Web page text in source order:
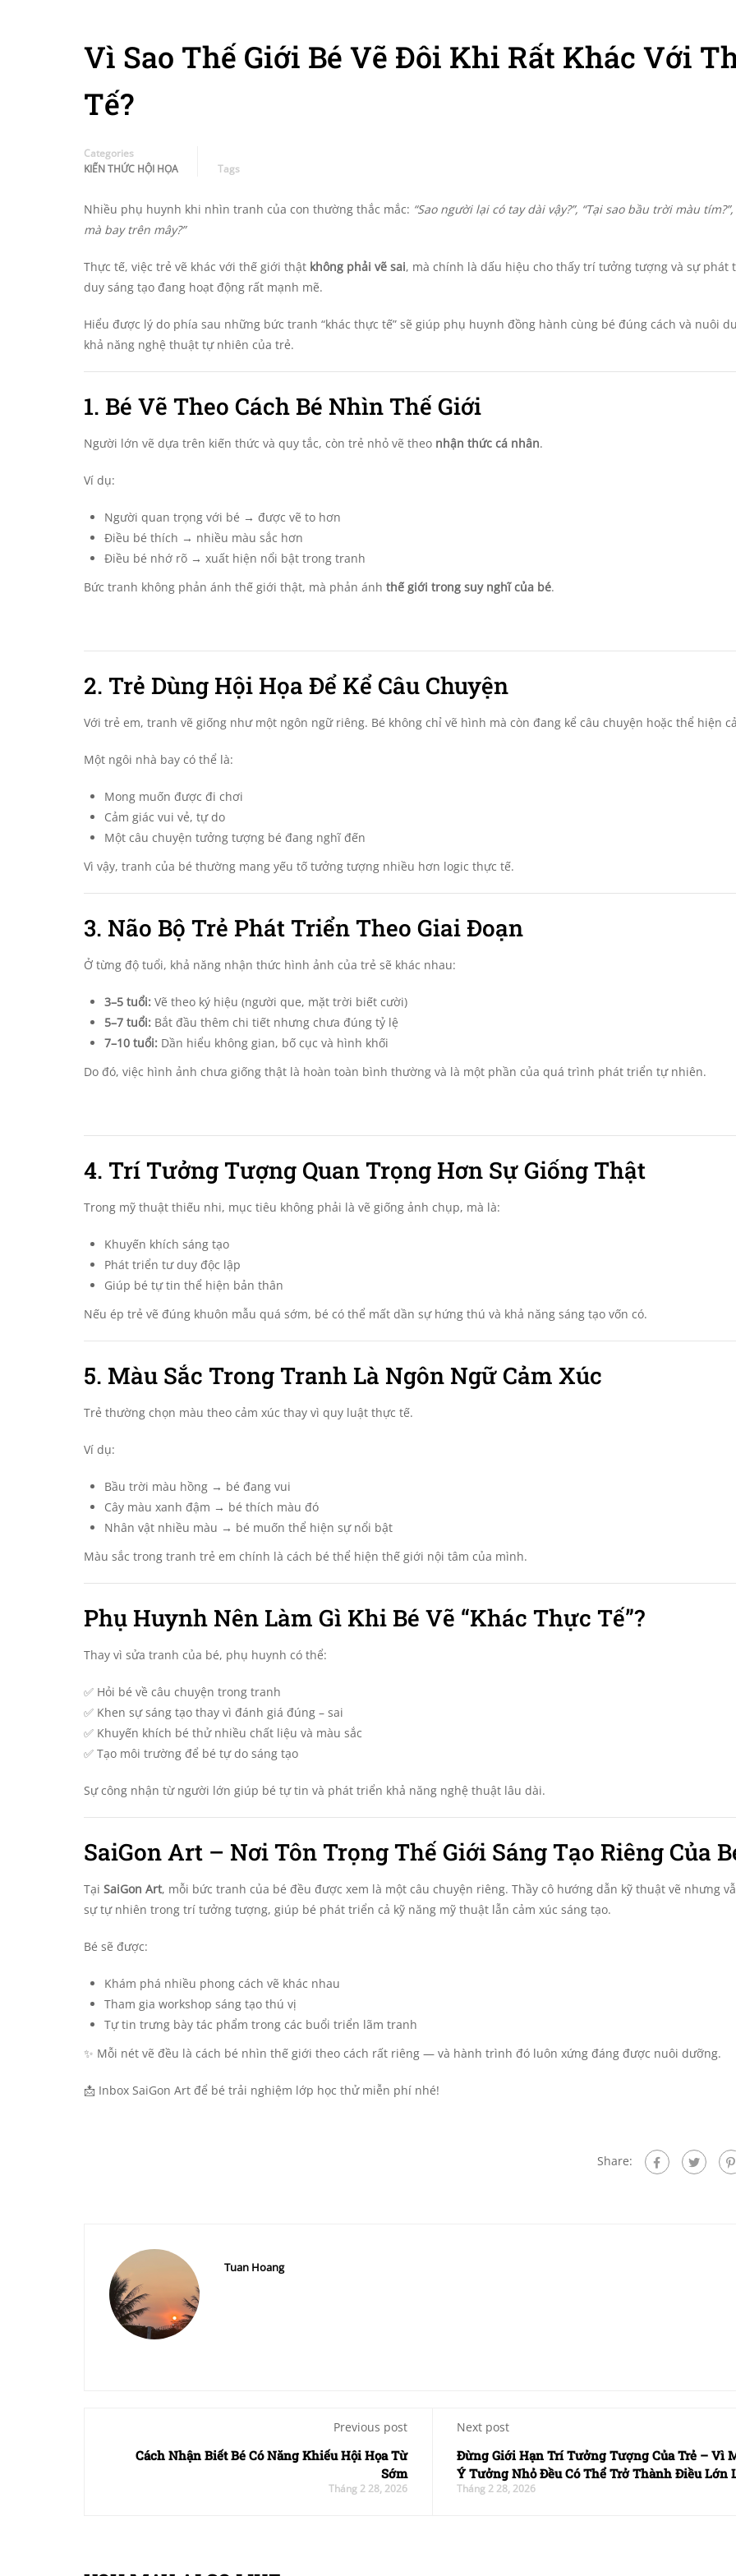
Vì Sao Thế Giới Bé Vẽ Đôi Khi Rất Khác Với
Tế?
Categories
KIẾN THỨC HỘI HỌA
Tags
Nhiều phụ huynh khi nhìn tranh của con thường thắc mắc: “Sao người lại có tay dài vậy?”, “Tại sao bầu trời màu
mà bay trên mây?”
Thực tế, việc trẻ vẽ khác với thế giới thật không phải vẽ sai, mà chính là dấu hiệu cho thấy trí tưởng tượng và sự phát
duy sáng tạo đang hoạt động rất mạnh mẽ.
Hiểu được lý do phía sau những bức tranh “khác thực tế” sẽ giúp phụ huynh đồng hành cùng bé đúng cách và nuôi
khả năng nghệ thuật tự nhiên của trẻ.
1. Bé Vẽ Theo Cách Bé Nhìn Thế Giới
Người lớn vẽ dựa trên kiến thức và quy tắc, còn trẻ nhỏ vẽ theo nhận thức cá nhân.
Ví dụ:
Người quan trọng với bé → được vẽ to hơn
Điều bé thích → nhiều màu sắc hơn
Điều bé nhớ rõ → xuất hiện nổi bật trong tranh
Bức tranh không phản ánh thế giới thật, mà phản ánh thế giới trong suy nghĩ của bé.
2. Trẻ Dùng Hội Họa Để Kể Câu Chuyện
Với trẻ em, tranh vẽ giống như một ngôn ngữ riêng. Bé không chỉ vẽ hình mà còn đang kể câu chuyện hoặc thể hiện
Một ngôi nhà bay có thể là:
Mong muốn được đi chơi
Cảm giác vui vẻ, tự do
Một câu chuyện tưởng tượng bé đang nghĩ đến
Vì vậy, tranh của bé thường mang yếu tố tưởng tượng nhiều hơn logic thực tế.
3. Não Bộ Trẻ Phát Triển Theo Giai Đoạn
Ở từng độ tuổi, khả năng nhận thức hình ảnh của trẻ sẽ khác nhau:
3–5 tuổi: Vẽ theo ký hiệu (người que, mặt trời biết cười)
5–7 tuổi: Bắt đầu thêm chi tiết nhưng chưa đúng tỷ lệ
7–10 tuổi: Dần hiểu không gian, bố cục và hình khối
Do đó, việc hình ảnh chưa giống thật là hoàn toàn bình thường và là một phần của quá trình phát triển tự nhiên.
4. Trí Tưởng Tượng Quan Trọng Hơn Sự Giống Thật
Trong mỹ thuật thiếu nhi, mục tiêu không phải là vẽ giống ảnh chụp, mà là:
Khuyến khích sáng tạo
Phát triển tư duy độc lập
Giúp bé tự tin thể hiện bản thân
Nếu ép trẻ vẽ đúng khuôn mẫu quá sớm, bé có thể mất dần sự hứng thú và khả năng sáng tạo vốn có.
5. Màu Sắc Trong Tranh Là Ngôn Ngữ Cảm Xúc
Trẻ thường chọn màu theo cảm xúc thay vì quy luật thực tế.
Ví dụ:
Bầu trời màu hồng → bé đang vui
Cây màu xanh đậm → bé thích màu đó
Nhân vật nhiều màu → bé muốn thể hiện sự nổi bật
Màu sắc trong tranh trẻ em chính là cách bé thể hiện thế giới nội tâm của mình.
Phụ Huynh Nên Làm Gì Khi Bé Vẽ “Khác Thực Tế”?
Thay vì sửa tranh của bé, phụ huynh có thể:
✅ Hỏi bé về câu chuyện trong tranh
✅ Khen sự sáng tạo thay vì đánh giá đúng – sai
✅ Khuyến khích bé thử nhiều chất liệu và màu sắc
✅ Tạo môi trường để bé tự do sáng tạo
Sự công nhận từ người lớn giúp bé tự tin và phát triển khả năng nghệ thuật lâu dài.
SaiGon Art – Nơi Tôn Trọng Thế Giới Sáng Tạo Riêng Của
Tại SaiGon Art, mỗi bức tranh của bé đều được xem là một câu chuyện riêng. Thầy cô hướng dẫn kỹ thuật vẽ nhưng
sự tự nhiên trong trí tưởng tượng, giúp bé phát triển cả kỹ năng mỹ thuật lẫn cảm xúc sáng tạo.
Bé sẽ được:
Khám phá nhiều phong cách vẽ khác nhau
Tham gia workshop sáng tạo thú vị
Tự tin trưng bày tác phẩm trong các buổi triển lãm tranh
✨ Mỗi nét vẽ đều là cách bé nhìn thế giới theo cách rất riêng — và hành trình đó luôn xứng đáng được nuôi dưỡng.
📩 Inbox SaiGon Art để bé trải nghiệm lớp học thử miễn phí nhé!
Share:
Tuan Hoang
Previous post
Cách Nhận Biết Bé Có Năng Khiếu Hội Họa Từ
Sớm
Tháng 2 28, 2026
Next post
Đừng Giới Hạn Trí Tưởng Tượng Của Trẻ – Vì
Ý Tưởng Nhỏ Đều Có Thể Trở Thành Điều Lớn
Tháng 2 28, 2026